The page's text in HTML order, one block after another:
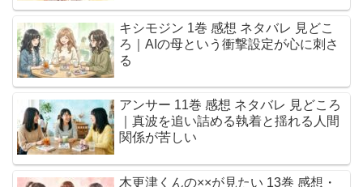
キシモジン 1巻 感想 ネタバレ 見どこ
ろ｜AIの母という衝撃設定が心に刺さ
る
アンサー 11巻 感想 ネタバレ 見どころ
｜真波を追い詰める執着と揺れる人間
関係が苦しい
木更津くんの××が見たい 13巻 感想・